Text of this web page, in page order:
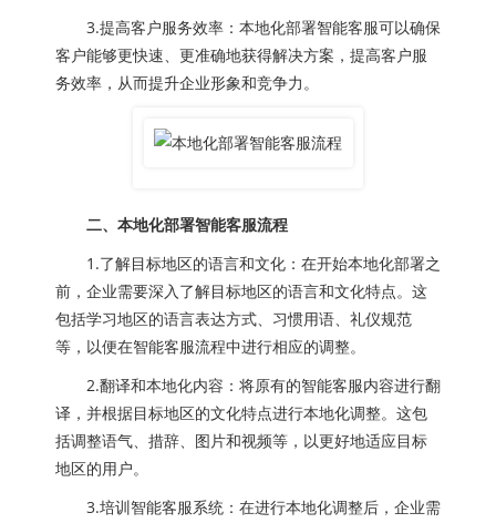
3.提高客户服务效率：本地化部署智能客服可以确保
客户能够更快速、更准确地获得解决方案，提高客户服
务效率，从而提升企业形象和竞争力。
二、本地化部署智能客服流程
1.了解目标地区的语言和文化：在开始本地化部署之
前，企业需要深入了解目标地区的语言和文化特点。这
包括学习地区的语言表达方式、习惯用语、礼仪规范
等，以便在智能客服流程中进行相应的调整。
2.翻译和本地化内容：将原有的智能客服内容进行翻
译，并根据目标地区的文化特点进行本地化调整。这包
括调整语气、措辞、图片和视频等，以更好地适应目标
地区的用户。
3.培训智能客服系统：在进行本地化调整后，企业需